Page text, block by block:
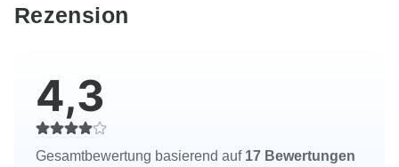
Rezension
4,3
Gesamtbewertung basierend auf 17 Bewertungen